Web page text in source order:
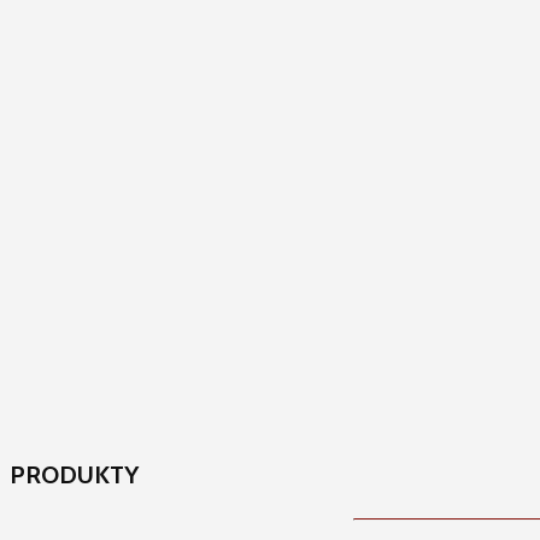
PRODUKTY